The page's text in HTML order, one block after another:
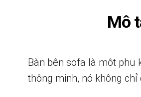
Mô
Bàn bên sofa là một phụ
thông minh, nó không